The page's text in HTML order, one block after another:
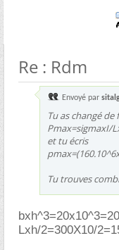
Re : Rdm
Envoyé par
Tu as changé
Pmax=sigmaxI/
et tu écris
Tu trouves
Lxh/2=300X10/